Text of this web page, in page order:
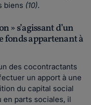
biens (10).
» s’agissant d’un
fonds appartenant à
des cocontractants
un apport à une
du capital social
en parts sociales, il